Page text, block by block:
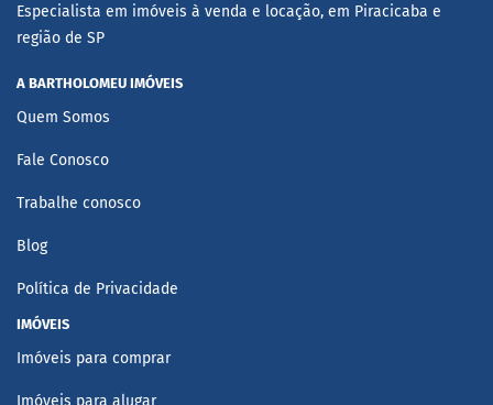
Especialista em imóveis à venda e locação, em Piracicaba e
região de SP
A BARTHOLOMEU IMÓVEIS
Quem Somos
Fale Conosco
Trabalhe conosco
Blog
Política de Privacidade
IMÓVEIS
Imóveis para comprar
Imóveis para alugar